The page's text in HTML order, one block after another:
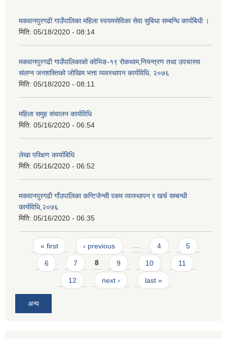
मकवानपुरगढी गाउँपालिका महिला स्वयमसेविका सेवा सुबिधा सम्बन्धि कार्यबिधी ।
मिति: 05/18/2020 - 08:14
मकवानपुरगढी गाउँपालिकाको कोभिङ-१९ रोकथाम,नियन्त्रण तथा उपचारमा
संलग्न जनशक्तिको जोखिम भत्ता व्यवस्थापन कार्यविधि, २०७६
मिति: 05/18/2020 - 08:11
महिला समुह संचालन कार्यविधि
मिति: 05/16/2020 - 06:54
लेखा परिक्षण कार्याबिधि
मिति: 05/16/2020 - 06:52
मकवानपुरगढी गाँउपालिका कन्टिजेन्सी रकम व्यव्स्थापन र खर्च सम्बन्धी
कार्यविधि,२०७६
मिति: 05/16/2020 - 06:35
Pages
« first ‹ previous … 4 5
6 7 8 9 10 11
12 next › last »
अन्य